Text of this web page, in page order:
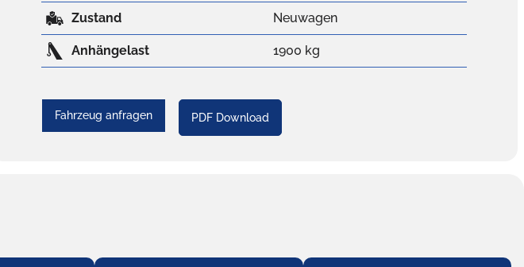
Zustand Neuwagen
Anhängelast 1900 kg
Fahrzeug anfragen PDF Download